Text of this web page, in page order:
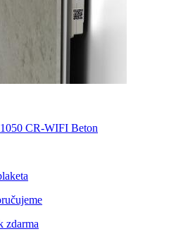
CR-WIFI Beton
zdarma